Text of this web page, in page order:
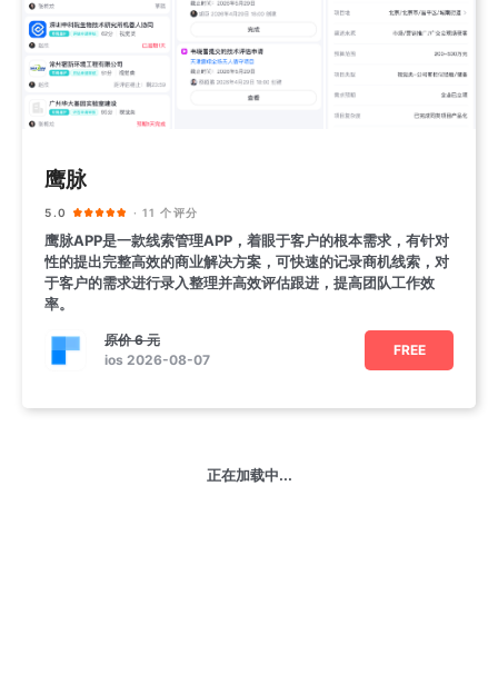
鹰脉
5.0 · 11 个评分
鹰脉APP是一款线索管理APP，着眼于客户的根本需求，有针对
性的提出完整高效的商业解决方案，可快速的记录商机线索，对
于客户的需求进行录入整理并高效评估跟进，提高团队工作效
率。
原价6 元
ios 2026-08-07
FREE
正在加载中...